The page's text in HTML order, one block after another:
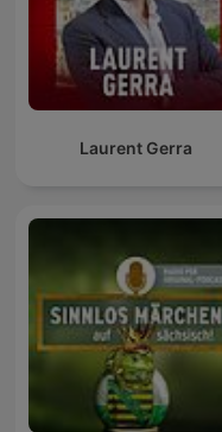
Laurent Gerra